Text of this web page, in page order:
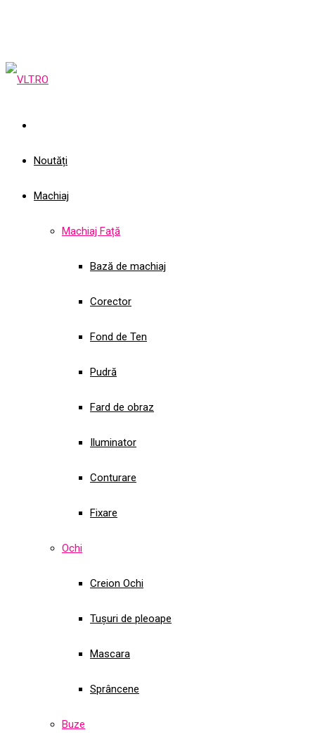
Noutăți
Machiaj
Machiaj Față
Bază de machiaj
Corector
Fond de Ten
Pudră
Fard de obraz
Iluminator
Conturare
Fixare
Ochi
Creion Ochi
Tușuri de pleoape
Mascara
Sprâncene
Buze